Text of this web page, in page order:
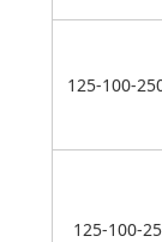
125-100-
125-100-